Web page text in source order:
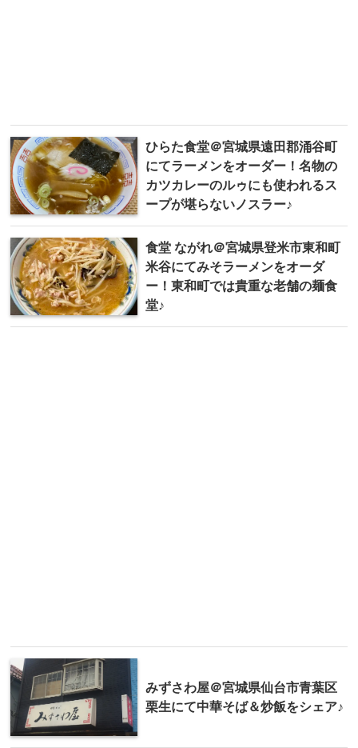
ひらた食堂＠宮城県遠田郡涌谷町
にてラーメンをオーダー！名物の
カツカレーのルゥにも使われるス
ープが堪らないノスラー♪
食堂 ながれ＠宮城県登米市東和町
米谷にてみそラーメンをオーダ
ー！東和町では貴重な老舗の麺食
堂♪
みずさわ屋＠宮城県仙台市青葉区
栗生にて中華そば＆炒飯をシェア♪